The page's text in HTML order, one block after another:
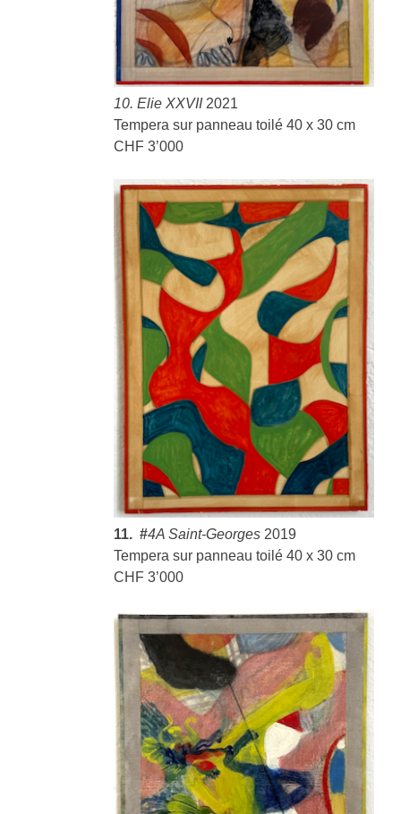
10. Elie XXVII 2021
Tempera sur panneau toilé 40 x 30 cm
CHF 3’000
11. #4A Saint-Georges 2019
Tempera sur panneau toilé 40 x 30 cm
CHF 3’000